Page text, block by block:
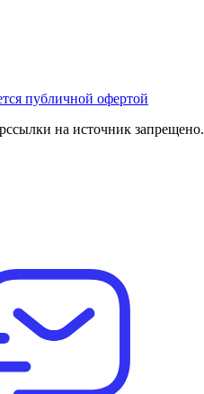
публичной офертой
на источник запрещено.